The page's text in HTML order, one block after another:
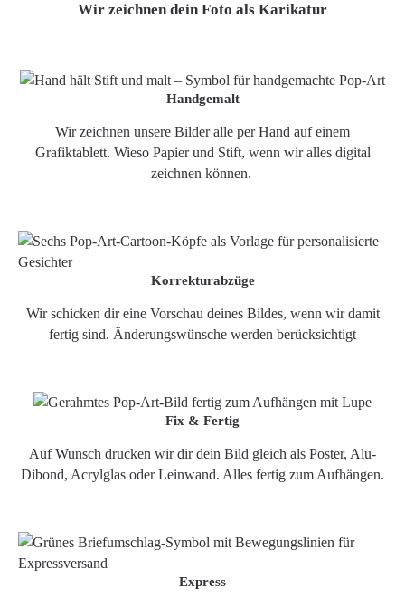
Wir zeichnen dein Foto als Karikatur
Handgemalt
Wir zeichnen unsere Bilder alle per Hand auf einem
Grafiktablett. Wieso Papier und Stift, wenn wir alles digital
zeichnen können.
Korrekturabzüge
Wir schicken dir eine Vorschau deines Bildes, wenn wir damit
fertig sind. Änderungswünsche werden berücksichtigt
Fix & Fertig
Auf Wunsch drucken wir dir dein Bild gleich als Poster, Alu-
Dibond, Acrylglas oder Leinwand. Alles fertig zum Aufhängen.
Express